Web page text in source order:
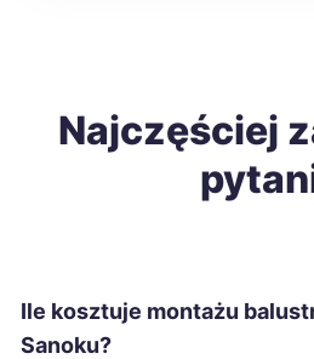
Mielec TWÓJ REGION
Nowa Sól
Najczęściej
Ile kosztuje montażu
Sanoku?